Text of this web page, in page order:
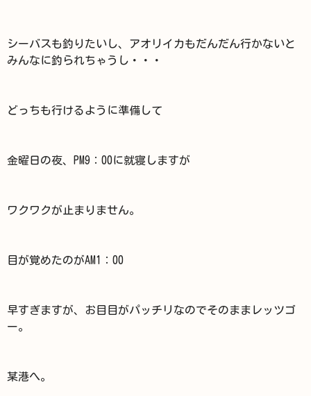
シーバスも釣りたいし、アオリイカもだんだん行かないと
みんなに釣られちゃうし・・・
どっちも行けるように準備して
金曜日の夜、PM9：00に就寝しますが
ワクワクが止まりません。
目が覚めたのがAM1：00
早すぎますが、お目目がパッチリなのでそのままレッツゴ
ー。
某港へ。